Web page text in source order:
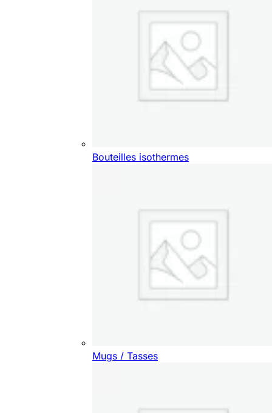
Bouteilles isothermes
Mugs / Tasses